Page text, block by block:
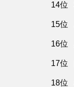
14位
15位
16位
17位
18位